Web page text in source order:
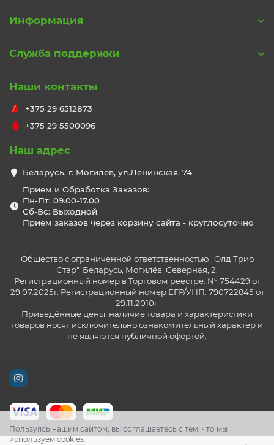
Пользуясь нашим сайтом, вы соглашаетесь с тем, что мы
используем cookies.
Информация
Служба поддержки
Наши контакты
+375 29 6512873
+375 29 5500096
Наш адрес
Беларусь, г. Могилев, ул.Ленинская, 74
Прием и Обработка Заказов:
Пн-Пт: 09.00-17.00
Сб-Вс: Выходной
Прием заказов через корзину сайта - круглосуточно
Общество с ограниченной ответственностью "Олд Трио
Стар". Беларусь, Могилёв, Северная, 2.
Регистрационный номер в Торговом реестре: N° 754429 от
29.07.2025г. Регистрационный номер ЕГР/УНП: 790722845 от
29.11.2010г.
Приведённые цены, наличие товара и характеристики
товаров носят исключительно ознакомительный характер и
не являются публичной офертой.